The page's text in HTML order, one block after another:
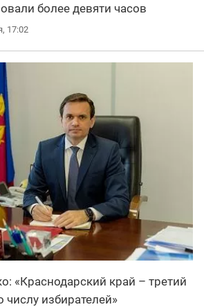
более девяти часов
17:02
«Краснодарский край – третий
числу избирателей»